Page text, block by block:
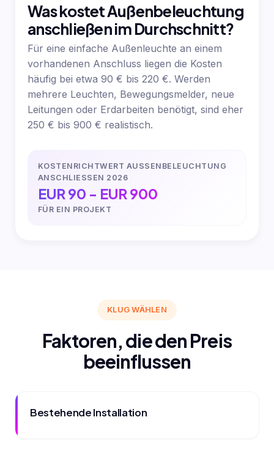
Was kostet Außenbeleuchtung
anschließen im Durchschnitt?
Für eine einfache Außenleuchte an einem
vorhandenen Anschluss liegen die Kosten
häufig bei etwa 90 € bis 220 €. Werden
mehrere Leuchten, Bewegungsmelder, neue
Leitungen oder Erdarbeiten benötigt, sind eher
250 € bis 900 € realistisch.
KOSTENRICHTWERT AUSSENBELEUCHTUNG A
NSCHLIESSEN 2026
EUR 90 - EUR 900
FÜR EIN PROJEKT
KLUG WÄHLEN
Faktoren, die den Preis
beeinflussen
Bestehende Installation